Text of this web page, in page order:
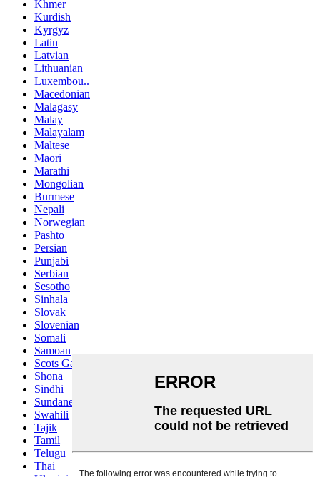
Khmer
Kurdish
Kyrgyz
Latin
Latvian
Lithuanian
Luxembou..
Macedonian
Malagasy
Malay
Malayalam
Maltese
Maori
Marathi
Mongolian
Burmese
Nepali
Norwegian
Pashto
Persian
Punjabi
Serbian
Sesotho
Sinhala
Slovak
Slovenian
Somali
Samoan
Scots Gaelic
Shona
Sindhi
Sundanese
Swahili
Tajik
Tamil
Telugu
Thai